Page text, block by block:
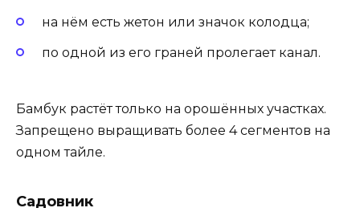
на нём есть жетон или значок колодца;
по одной из его граней пролегает канал.
Бамбук растёт только на орошённых участках.
Запрещено выращивать более 4 сегментов на
одном тайле.
Садовник